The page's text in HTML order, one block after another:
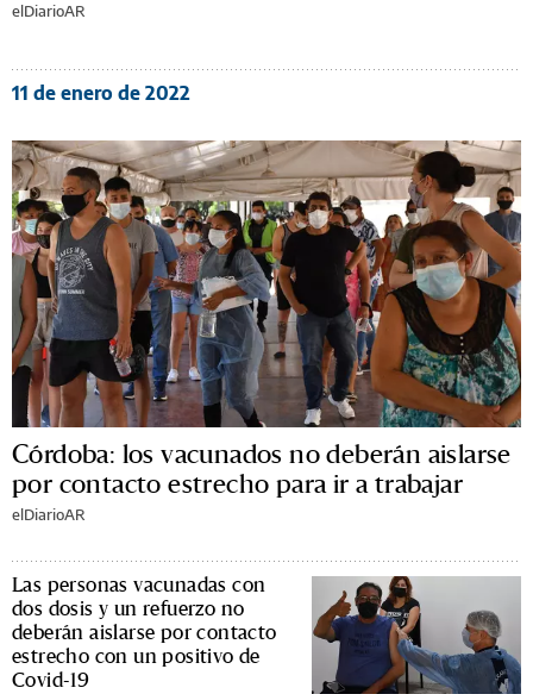
elDiarioAR
11 de enero de 2022
Córdoba: los vacunados no deberán aislarse
por contacto estrecho para ir a trabajar
elDiarioAR
Las personas vacunadas con
dos dosis y un refuerzo no
deberán aislarse por contacto
estrecho con un positivo de
Covid-19